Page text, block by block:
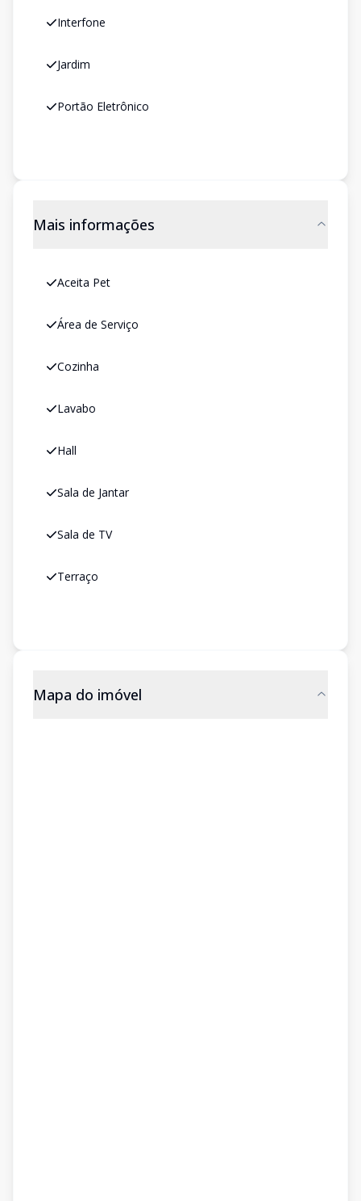
Interfone
Jardim
Portão Eletrônico
Mais informações
Aceita Pet
Área de Serviço
Cozinha
Lavabo
Hall
Sala de Jantar
Sala de TV
Terraço
Mapa do imóvel